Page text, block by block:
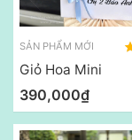
SẢN PHẨM MỚI
Giỏ Hoa Mini
390,000₫